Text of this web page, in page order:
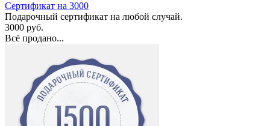
Сертификат на 3000
Подарочный сертификат на любой случай.
3000 руб.
Всё продано...